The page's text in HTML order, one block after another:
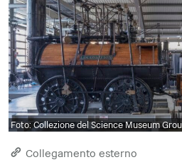
Foto: Collezione del Science Museum
Collegamento esterno